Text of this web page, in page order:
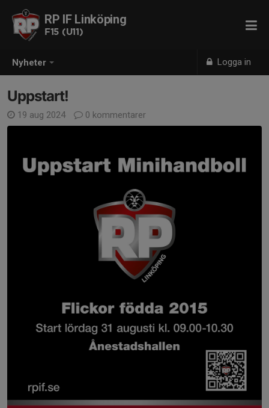
Nyheter Logga in
RP IF Linköping
F15 (U11)
Uppstart!
19 aug 2024 0 kommentarer